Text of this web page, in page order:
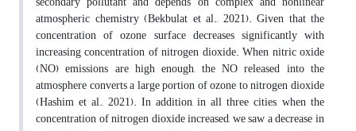
atmospheric chemistry (Bekbulat et al., 2021). Given that the
concentration of ozone surface decreases significantly with
increasing concentration of nitrogen dioxide.When nitric oxide
(NO) emissions are high enough, the NO released into the
atmosphere converts a large portion of ozone to nitrogen dioxide
(Hashim et al., 2021). In addition, in all three cities, when the
concentration of nitrogen dioxide increased, we saw a decrease in